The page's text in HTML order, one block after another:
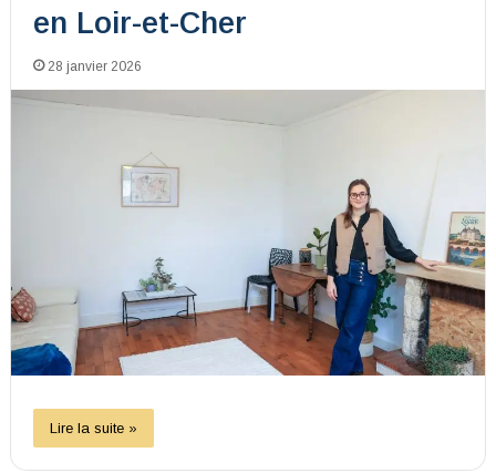
en Loir-et-Cher
28 janvier 2026
Lire la suite »